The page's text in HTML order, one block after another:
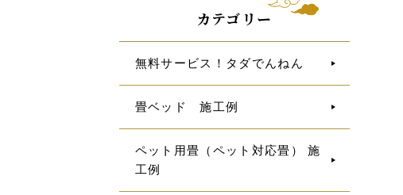
カテゴリー
無料サービス！タダでんねん
畳ベッド 施工例
ペット用畳（ペット対応畳） 施
工例